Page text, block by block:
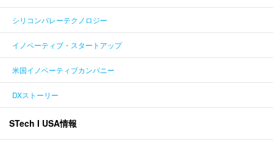
シリコンバレーテクノロジー
イノベーティブ・スタートアップ
米国イノベーティブカンパニー
DXストーリー
STech I USA情報